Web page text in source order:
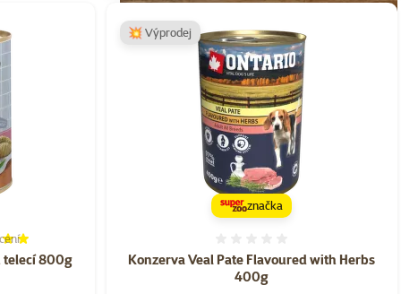
telecí 800g
100%, počet hodnocení: 1
Konzerva Veal Pate Flavoured with Herbs
400g
💥 Výprodej
značka